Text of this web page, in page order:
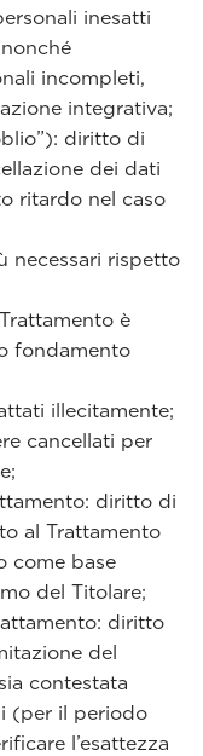
inesatti
incompleti,
integrativa;
diritto di
dei dati
ritardo nel caso
necessari rispetto
è
fondamento
illecitamente;
cancellati per
diritto di
al Trattamento
come base
del Titolare;
diritto
del
contestata
(per il periodo
l’esattezza